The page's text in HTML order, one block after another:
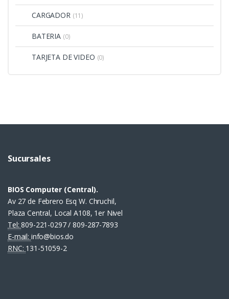
CARGADOR (11)
BATERIA (0)
TARJETA DE VIDEO (0)
Sucursales
BIOS Computer (Central).
Av 27 de Febrero Esq W. Chruchil,
Plaza Central, Local A108, 1er Nivel
Tel:809-221-0297 / 809-287-7893
E-mail: info@bios.do
RNC: 131-51059-2